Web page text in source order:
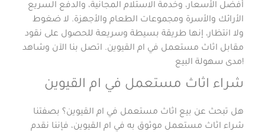
أفضل الأسعار، وخدمة الاستلام المجانية، والدفع السريع
الأرائك والأسرة ومجموعات الطعام والأجهزة. لا ضغوط
ولا انتظار، إنها طريقة بسيطة وسريعة للحصول على نقود
مقابل اثاث مستعمل في ام القيوين. اتصل بنا الآن وشاهد
مدى سهولة البيع!
شراء اثاث مستعمل في ام القيوين
هل تبحث عن بيع اثاث مستعمل في ام القيوين؟ بصفتنا
شراء اثاث مستعمل موثوق به في ام القيوين، فإننا نقدم